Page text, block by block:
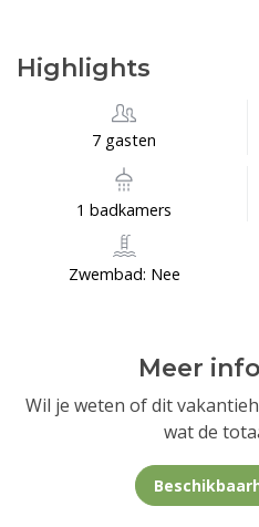
Highlights
7 gasten
1 badkamers
Zwembad: Nee
Meer
Wil je weten of dit
wat de